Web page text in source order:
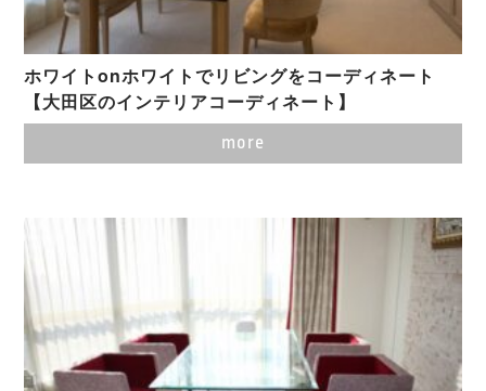
ホワイトonホワイトでリビングをコーディネート
【大田区のインテリアコーディネート】
more